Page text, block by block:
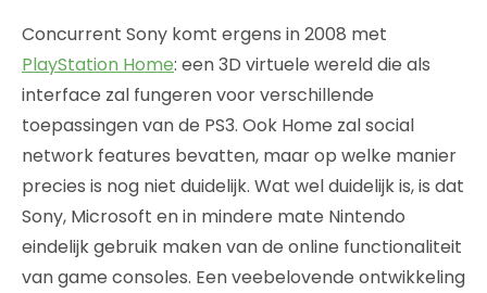
Concurrent Sony komt ergens in 2008 met
PlayStation Home: een 3D virtuele wereld die als
interface zal fungeren voor verschillende
toepassingen van de PS3. Ook Home zal social
network features bevatten, maar op welke manier
precies is nog niet duidelijk. Wat wel duidelijk is, is dat
Sony, Microsoft en in mindere mate Nintendo
eindelijk gebruik maken van de online functionaliteit
van game consoles. Een veebelovende ontwikkeling